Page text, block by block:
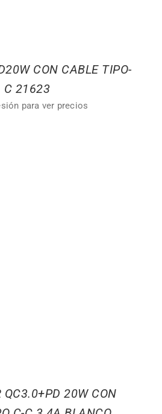
CON CABLE TIPO-
C 21623
para ver precios
QC3.0+PD 20W CON